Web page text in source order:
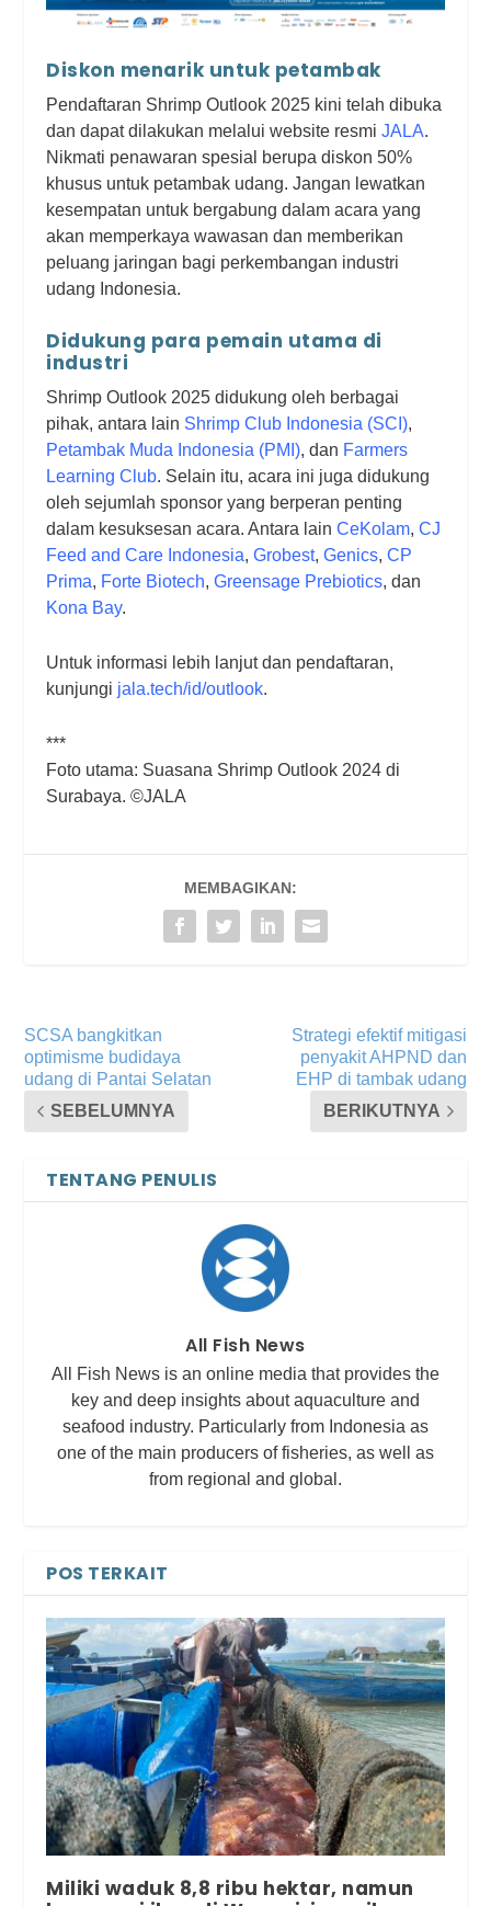
Diskon menarik untuk petambak
Pendaftaran Shrimp Outlook 2025 kini telah dibuka
dan dapat dilakukan melalui website resmiJALA.
Nikmati penawaran spesial berupa diskon 50%
khusus untuk petambak udang. Jangan lewatkan
kesempatan untuk bergabung dalam acara yang
akan memperkaya wawasan dan memberikan
peluang jaringan bagi perkembangan industri
udang Indonesia.
Didukung para pemain utama di
industri
Shrimp Outlook 2025 didukung oleh berbagai
pihak, antara lain Shrimp Club Indonesia (SCI),
Petambak Muda Indonesia (PMI), dan Farmers
Learning Club. Selain itu, acara ini juga didukung
oleh sejumlah sponsor yang berperan penting
dalam kesuksesan acara. Antara lainCeKolam,CJ
Feed and Care Indonesia,Grobest,Genics,CP
Prima, Forte Biotech,Greensage Prebiotics, dan
Kona Bay.
Untuk informasi lebih lanjut dan pendaftaran,
kunjungi jala.tech/id/outlook.
***
Foto utama: Suasana Shrimp Outlook 2024 di
Surabaya. ©JALA
MEMBAGIKAN:
SCSA bangkitkan
optimisme budidaya
udang di Pantai Selatan
SEBELUMNYA
Strategi efektif mitigasi
penyakit AHPND dan
EHP di tambak udang
BERIKUTNYA
TENTANG PENULIS
All Fish News
All Fish News is an online media that provides the
key and deep insights about aquaculture and
seafood industry. Particularly from Indonesia as
one of the main producers of fisheries, as well as
from regional and global.
POS TERKAIT
Miliki waduk 8,8 ribu hektar, namun